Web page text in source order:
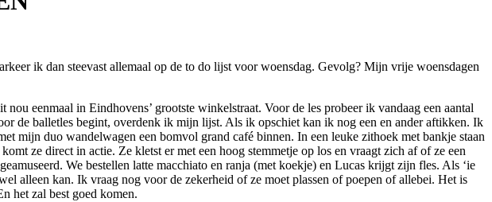
ik dan steevast allemaal op de to do lijst voor woensdag. Gevolg? Mijn vrije woensdagen
eenmaal in Eindhovens’ grootste winkelstraat. Voor de les probeer ik vandaag een aantal
de balletles begint, overdenk ik mijn lijst. Als ik opschiet kan ik nog een en ander aftikken. Ik
mijn duo wandelwagen een bomvol grand café binnen. In een leuke zithoek met bankje staan
ze direct in actie. Ze kletst er met een hoog stemmetje op los en vraagt zich af of ze een
We bestellen latte macchiato en ranja (met koekje) en Lucas krijgt zijn fles. Als ‘ie
alleen kan. Ik vraag nog voor de zekerheid of ze moet plassen of poepen of allebei. Het is
het zal best goed komen.